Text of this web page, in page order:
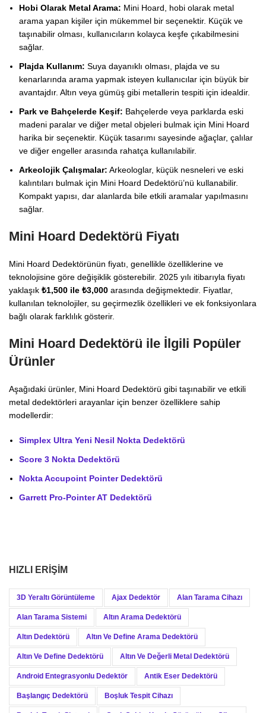
Hobi Olarak Metal Arama: Mini Hoard, hobi olarak metal
arama yapan kişiler için mükemmel bir seçenektir. Küçük ve
taşınabilir olması, kullanıcıların kolayca keşfe çıkabilmesini
sağlar.
Plajda Kullanım: Suya dayanıklı olması, plajda ve su
kenarlarında arama yapmak isteyen kullanıcılar için büyük bir
avantajdır. Altın veya gümüş gibi metallerin tespiti için idealdir.
Park ve Bahçelerde Keşif: Bahçelerde veya parklarda eski
madeni paralar ve diğer metal objeleri bulmak için Mini Hoard
harika bir seçenektir. Küçük tasarımı sayesinde ağaçlar, çalılar
ve diğer engeller arasında rahatça kullanılabilir.
Arkeolojik Çalışmalar: Arkeologlar, küçük nesneleri ve eski
kalıntıları bulmak için Mini Hoard Dedektörü’nü kullanabilir.
Kompakt yapısı, dar alanlarda bile etkili aramalar yapılmasını
sağlar.
Mini Hoard Dedektörü Fiyatı
Mini Hoard Dedektörünün fiyatı, genellikle özelliklerine ve
teknolojisine göre değişiklik gösterebilir. 2025 yılı itibarıyla fiyatı
yaklaşık ₺1,500 ile ₺3,000 arasında değişmektedir. Fiyatlar,
kullanılan teknolojiler, su geçirmezlik özellikleri ve ek fonksiyonlara
bağlı olarak farklılık gösterir.
Mini Hoard Dedektörü ile İlgili Popüler
Ürünler
Aşağıdaki ürünler, Mini Hoard Dedektörü gibi taşınabilir ve etkili
metal dedektörleri arayanlar için benzer özelliklere sahip
modellerdir:
Simplex Ultra Yeni Nesil Nokta Dedektörü
Score 3 Nokta Dedektörü
Nokta Accupoint Pointer Dedektörü
Garrett Pro-Pointer AT Dedektörü
HIZLI ERIŞIM
3D Yeraltı Görüntüleme Ajax Dedektör Alan Tarama Cihazı
Alan Tarama Sistemi Altın Arama Dedektörü
Altın Dedektörü Altın Ve Define Arama Dedektörü
Altın Ve Define Dedektörü Altın Ve Değerli Metal Dedektörü
Android Entegrasyonlu Dedektör Antik Eser Dedektörü
Başlangıç Dedektörü Boşluk Tespit Cihazı